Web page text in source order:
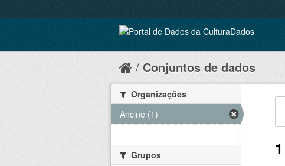
Conjuntos de dados
Organizações
Ancine (1)
Grupos